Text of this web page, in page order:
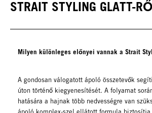
STRAIT STYLING GLATT-
Milyen különleges előnyei vannak a Strait
A gondosan válogatott ápoló összetevők
úton történő kiegyenesítését. A folyamat
hatására a hajnak több nedvességre van